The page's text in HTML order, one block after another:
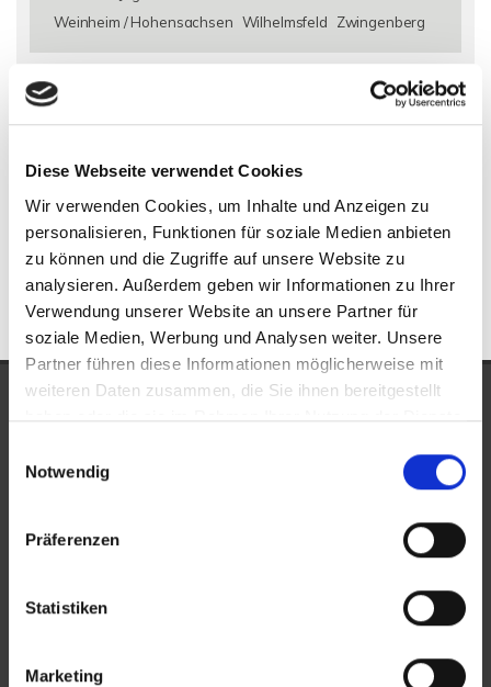
Diese Webseite verwendet Cookies
Wir verwenden Cookies, um Inhalte und Anzeigen zu
personalisieren, Funktionen für soziale Medien anbieten
zu können und die Zugriffe auf unsere Website zu
analysieren. Außerdem geben wir Informationen zu Ihrer
Verwendung unserer Website an unsere Partner für
soziale Medien, Werbung und Analysen weiter. Unsere
Partner führen diese Informationen möglicherweise mit
weiteren Daten zusammen, die Sie ihnen bereitgestellt
haben oder die sie im Rahmen Ihrer Nutzung der Dienste
Notwendig
Präferenzen
Statistiken
Marketing
Weinheim / Hohensachsen Wilhelmsfeld Zwingenberg
Eigentumswohnungen Alsbach-Hähnlein
Eigentumswohnung
Alsbach-Hähnlein
Wohnungen
Wohnungssuche Alsbach-Hähnlein
Wohnungsanzeigen
Alsbach-Hähnlein
Immobilie Alsbach-Hähnlein
Immobilien
Alsbach-Hähnlein
Immobilienkauf Alsbach-Hähnlein
UNSERE AUSZEICHNUNGEN